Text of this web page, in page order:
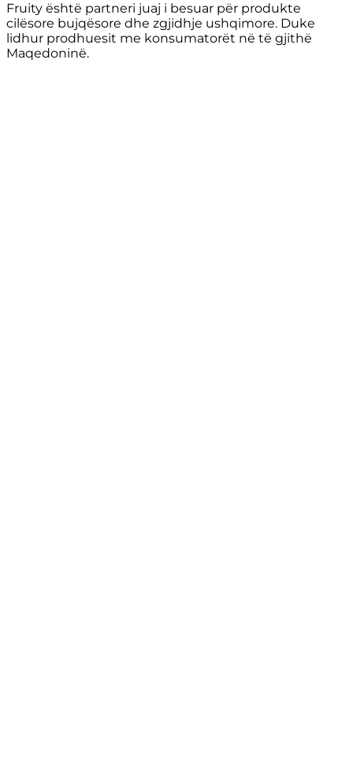
Fruity është partneri juaj i besuar për produkte
cilësore bujqësore dhe zgjidhje ushqimore. Duke
lidhur prodhuesit me konsumatorët në të gjithë
Maqedoninë.